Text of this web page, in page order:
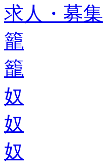
求人・募集
籠
籠
奴
奴
奴